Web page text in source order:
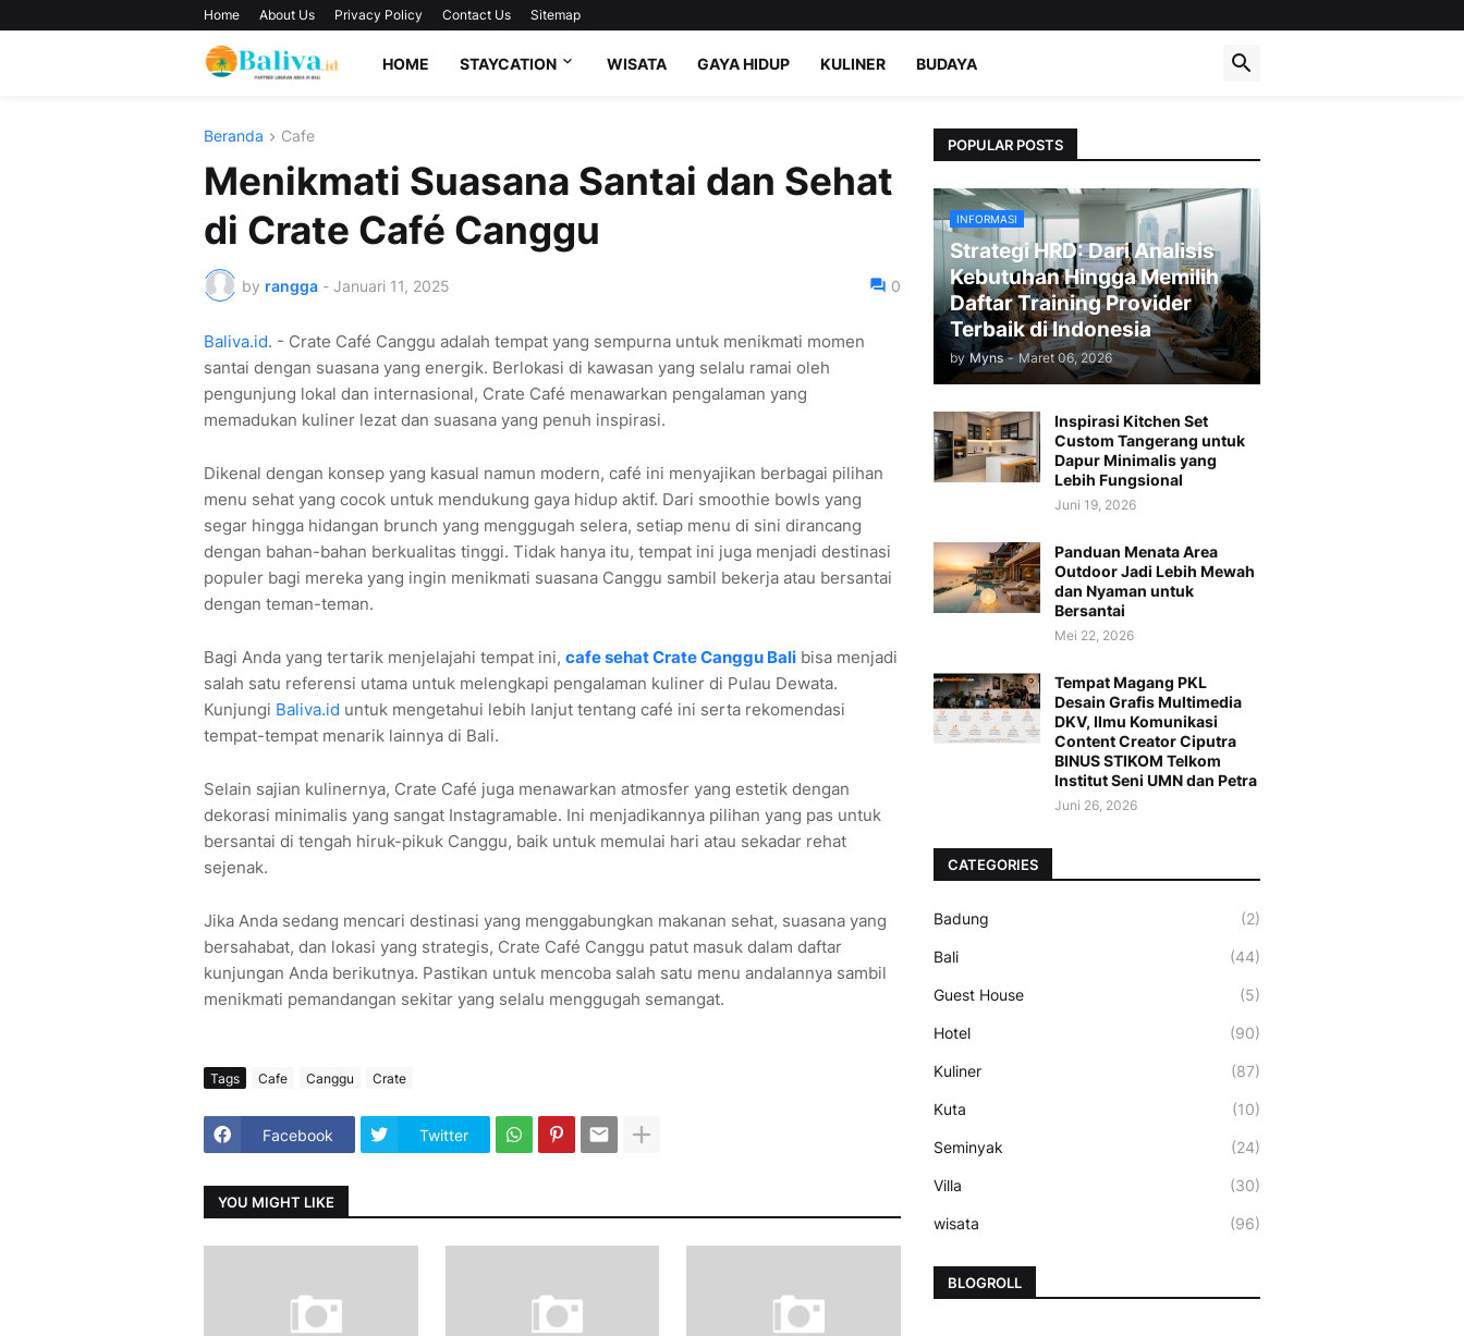
Home About Us Privacy Policy Contact Us Sitemap
HOME STAYCATION WISATA GAYA HIDUP KULINER BUDAYA
Beranda Cafe
Menikmati Suasana Santai dan Sehat
di Crate Café Canggu
by rangga - Januari 11, 2025 0
Baliva.id. - Crate Café Canggu adalah tempat yang sempurna untuk menikmati momen
santai dengan suasana yang energik. Berlokasi di kawasan yang selalu ramai oleh
pengunjung lokal dan internasional, Crate Café menawarkan pengalaman yang
memadukan kuliner lezat dan suasana yang penuh inspirasi.
Dikenal dengan konsep yang kasual namun modern, café ini menyajikan berbagai pilihan
menu sehat yang cocok untuk mendukung gaya hidup aktif. Dari smoothie bowls yang
segar hingga hidangan brunch yang menggugah selera, setiap menu di sini dirancang
dengan bahan-bahan berkualitas tinggi. Tidak hanya itu, tempat ini juga menjadi destinasi
populer bagi mereka yang ingin menikmati suasana Canggu sambil bekerja atau bersantai
dengan teman-teman.
Bagi Anda yang tertarik menjelajahi tempat ini, cafe sehat Crate Canggu Bali bisa menjadi
salah satu referensi utama untuk melengkapi pengalaman kuliner di Pulau Dewata.
Kunjungi Baliva.id untuk mengetahui lebih lanjut tentang café ini serta rekomendasi
tempat-tempat menarik lainnya di Bali.
Selain sajian kulinernya, Crate Café juga menawarkan atmosfer yang estetik dengan
dekorasi minimalis yang sangat Instagramable. Ini menjadikannya pilihan yang pas untuk
bersantai di tengah hiruk-pikuk Canggu, baik untuk memulai hari atau sekadar rehat
sejenak.
Jika Anda sedang mencari destinasi yang menggabungkan makanan sehat, suasana yang
bersahabat, dan lokasi yang strategis, Crate Café Canggu patut masuk dalam daftar
kunjungan Anda berikutnya. Pastikan untuk mencoba salah satu menu andalannya sambil
menikmati pemandangan sekitar yang selalu menggugah semangat.
Tags Cafe Canggu Crate
Facebook Twitter
YOU MIGHT LIKE
POPULAR POSTS
INFORMASI
Strategi HRD: Dari Analisis
Kebutuhan Hingga Memilih
Daftar Training Provider
Terbaik di Indonesia
by Myns - Maret 06, 2026
Inspirasi Kitchen Set
Custom Tangerang untuk
Dapur Minimalis yang
Lebih Fungsional
Juni 19, 2026
Panduan Menata Area
Outdoor Jadi Lebih Mewah
dan Nyaman untuk
Bersantai
Mei 22, 2026
Tempat Magang PKL
Desain Grafis Multimedia
DKV, Ilmu Komunikasi
Content Creator Ciputra
BINUS STIKOM Telkom
Institut Seni UMN dan Petra
Juni 26, 2026
CATEGORIES
Badung (2)
Bali (44)
Guest House (5)
Hotel (90)
Kuliner (87)
Kuta (10)
Seminyak (24)
Villa (30)
wisata (96)
BLOGROLL